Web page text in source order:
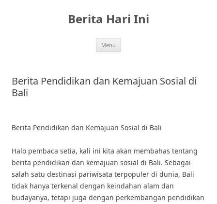
Berita Hari Ini
Menu
Berita Pendidikan dan Kemajuan Sosial di
Bali
Berita Pendidikan dan Kemajuan Sosial di Bali
Halo pembaca setia, kali ini kita akan membahas tentang
berita pendidikan dan kemajuan sosial di Bali. Sebagai
salah satu destinasi pariwisata terpopuler di dunia, Bali
tidak hanya terkenal dengan keindahan alam dan
budayanya, tetapi juga dengan perkembangan pendidikan